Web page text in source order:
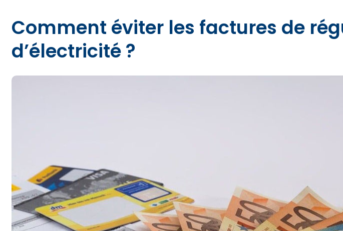
Comment éviter les factures de
d’électricité ?